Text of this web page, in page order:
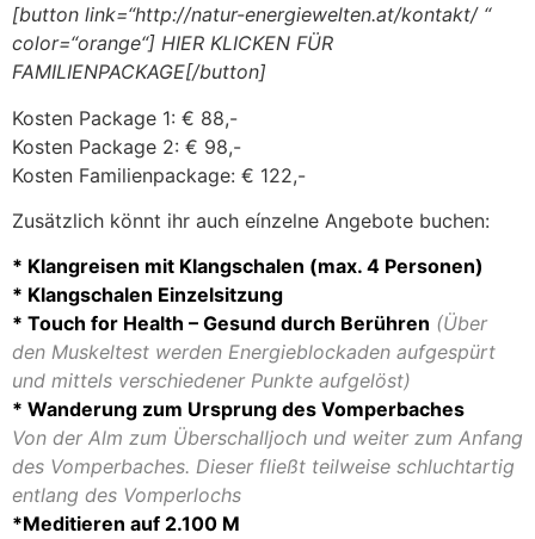
[button link=“http://natur-energiewelten.at/kontakt/ “
color=“orange“] HIER KLICKEN FÜR
FAMILIENPACKAGE[/button]
Kosten Package 1: € 88,-
Kosten Package 2: € 98,-
Kosten Familienpackage: € 122,-
Zusätzlich könnt ihr auch eínzelne Angebote buchen:
* Klangreisen mit Klangschalen (max. 4 Personen)
* Klangschalen Einzelsitzung
* Touch for Health – Gesund durch Berühren (Über
den Muskeltest werden Energieblockaden aufgespürt
und mittels verschiedener Punkte aufgelöst)
* Wanderung zum Ursprung des Vomperbaches
Von der Alm zum Überschalljoch und weiter zum Anfang
des Vomperbaches. Dieser fließt teilweise schluchtartig
entlang des Vomperlochs
*Meditieren auf 2.100 M